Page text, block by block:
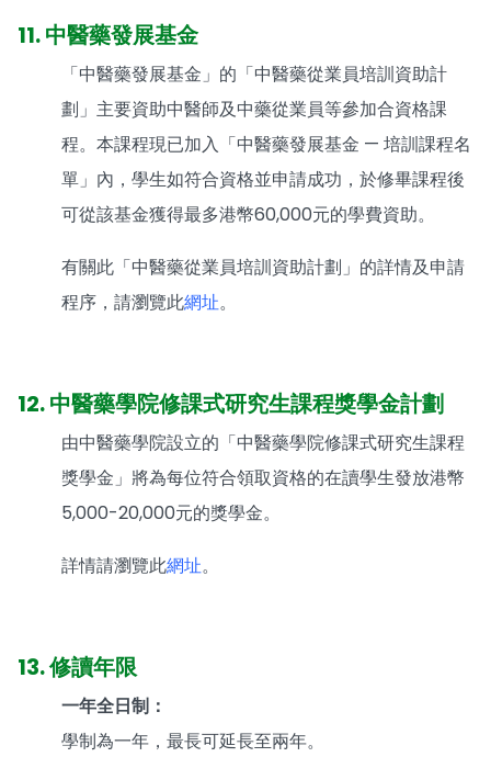
11. 中醫藥發展基金
「中醫藥發展基金」的「中醫藥從業員培訓資助計
劃」主要資助中醫師及中藥從業員等參加合資格課
程。本課程現已加入「中醫藥發展基金 — 培訓課程名
單」內，學生如符合資格並申請成功，於修畢課程後
可從該基金獲得最多港幣60,000元的學費資助。
有關此「中醫藥從業員培訓資助計劃」的詳情及申請
程序，請瀏覽此網址。
12. 中醫藥學院修課式研究生課程獎學金計劃
由中醫藥學院設立的「中醫藥學院修課式研究生課程
獎學金」將為每位符合領取資格的在讀學生發放港幣
5,000-20,000元的獎學金。
詳情請瀏覽此網址。
13. 修讀年限
一年全日制：
學制為一年，最長可延長至兩年。